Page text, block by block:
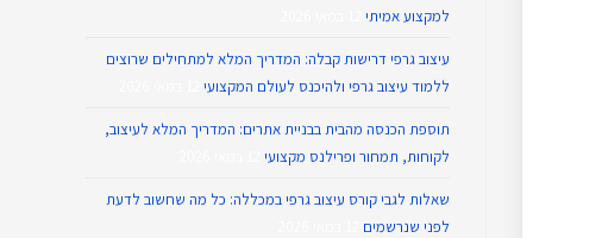
למקצוע אמיתי
עיצוב גרפי דרישות קבלה: המדריך המלא למתחילים שרוצים
ללמוד עיצוב גרפי ולהיכנס לעולם המקצועי
תוספת הכנסה מהבית בבניית אתרים: המדריך המלא לעיצוב,
לקוחות, תמחור ופרילנס מקצועי
שאלות לגבי קורס עיצוב גרפי במכללה: כל מה שחשוב לדעת
לפני שנרשמים